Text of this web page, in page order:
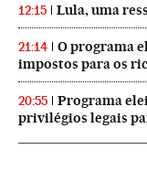
12:15 Lula, uma
21:14
O programa
impostos para os
20:55
Programa
privilégios legais